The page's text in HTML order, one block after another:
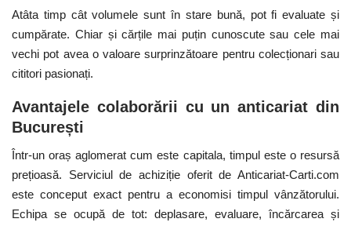
Atâta timp cât volumele sunt în stare bună, pot fi evaluate și
cumpărate. Chiar și cărțile mai puțin cunoscute sau cele mai
vechi pot avea o valoare surprinzătoare pentru colecționari sau
cititori pasionați.
Avantajele colaborării cu un anticariat din
București
Într-un oraș aglomerat cum este capitala, timpul este o resursă
prețioasă. Serviciul de achiziție oferit de Anticariat-Carti.com
este conceput exact pentru a economisi timpul vânzătorului.
Echipa se ocupă de tot: deplasare, evaluare, încărcarea și